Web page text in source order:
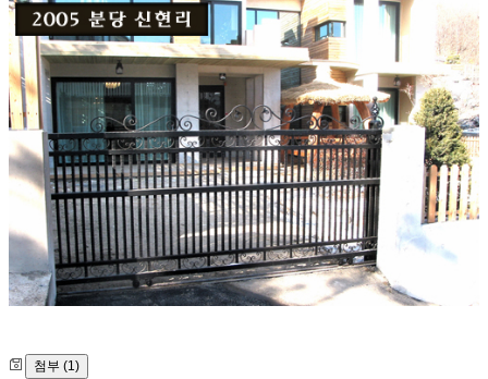
첨부 (1)